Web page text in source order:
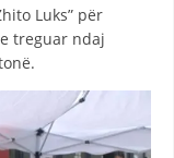
Luks” për
treguar ndaj